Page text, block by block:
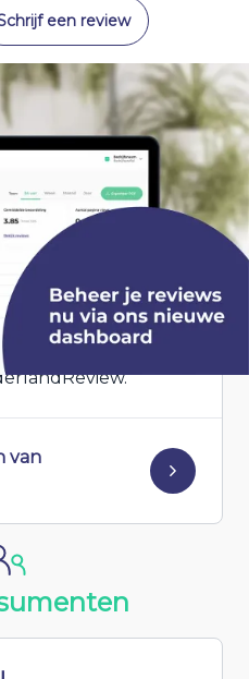
een review
platform waar je
een reactie kunt
aan jouw online
kunt werken?
van